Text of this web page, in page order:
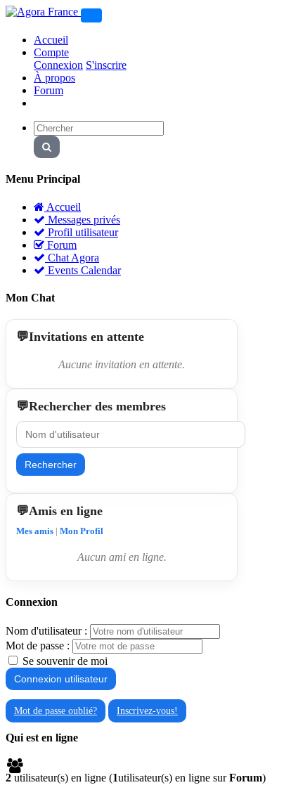
Accueil
Compte
Connexion S'inscrire
À propos
Forum
Menu Principal
Accueil
Messages privés
Profil utilisateur
Forum
Chat Agora
Events Calendar
Mon Chat
Invitations en attente
Aucune invitation en attente.
Rechercher des membres
Rechercher
Amis en ligne
Mes amis | Mon Profil
Aucun ami en ligne.
Connexion
Nom d'utilisateur :
Mot de passe :
Se souvenir de moi
Mot de passe oublié? Inscrivez-vous!
Qui est en ligne
2 utilisateur(s) en ligne (1utilisateur(s) en ligne surForum)